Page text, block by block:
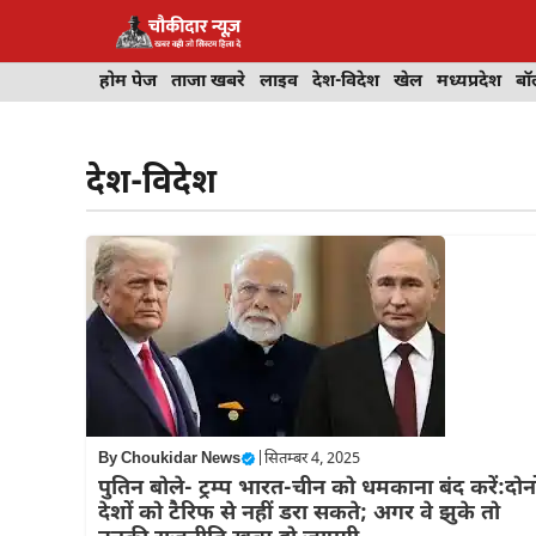
होम पेज ताजा खबरे लाइव देश-विदेश खेल मध्यप्रदेश
देश-विदेश
ByChoukidar News सितम्बर 4, 2025
​​​​​​​पुतिन बोले- ट्रम्प भारत-चीन को धमकाना बंद
देशों को टैरिफ से नहीं डरा सकते; अगर वे झुके तो